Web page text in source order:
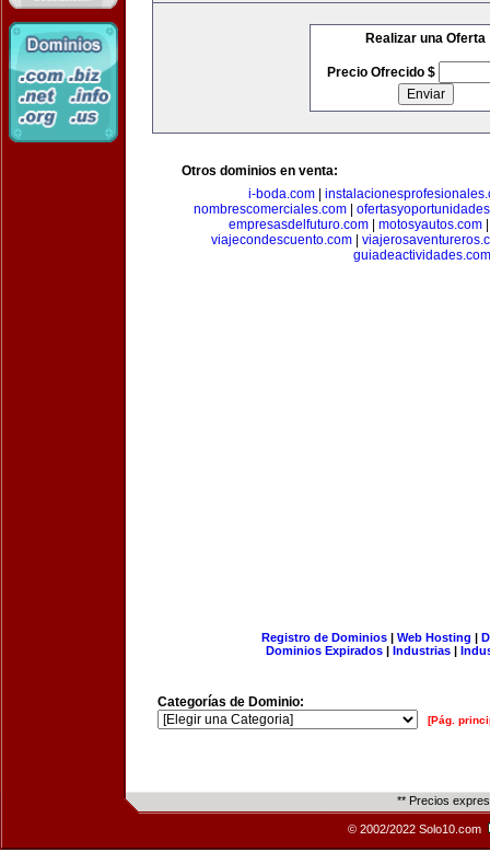
Realizar una Oferta
Precio Ofrecido $
Otros dominios en venta:
i-boda.com
nombrescomerciales.com
empresasdelfuturo.com| motosyautos.com
viajecondescuento.com
guiadeactividades.com
Registro de Dominios| Web Hosting |
Dominios Expirados | Industrias |
Categorías de Dominio:
[Pág.
** Precios
© 2002/2022 Solo10.com